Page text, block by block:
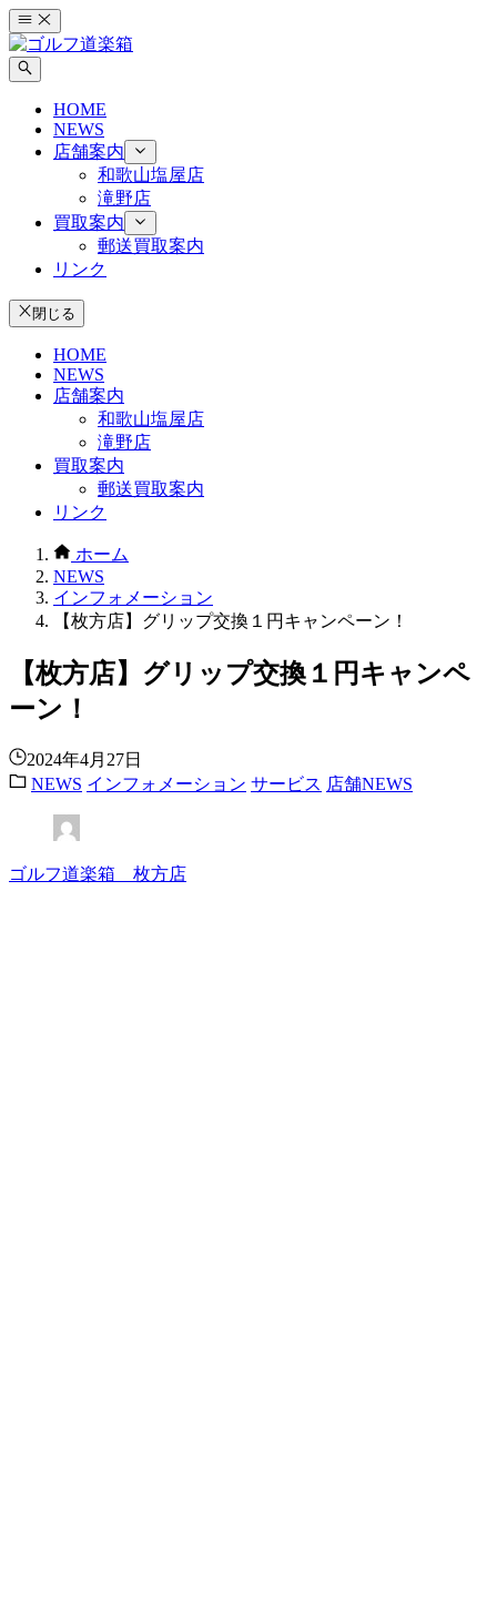
コ
ン
テ
ン
HOME
NEWS
店舗案内
和歌山塩屋店
滝野店
買取案内
郵送買取案内
リンク
閉じる
HOME
NEWS
店舗案内
和歌山塩屋店
滝野店
買取案内
郵送買取案内
リンク
ホーム
NEWS
インフォメーション
【枚方店】グリップ交換１円キャンペーン！
【枚方店】グリップ交換１円キャンペ
ーン！
2024年4月27日
NEWS インフォメーション サービス 店舗NEWS
ゴルフ道楽箱 枚方店